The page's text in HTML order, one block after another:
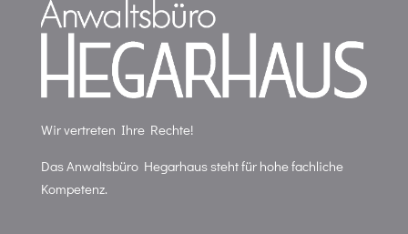
Wir vertreten Ihre Rechte!
Das Anwaltsbüro Hegarhaus steht für hohe fachliche
Kompetenz.